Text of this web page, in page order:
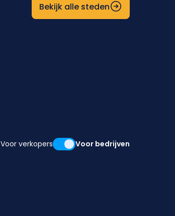
Bekijk alle steden
Voor verkopers Voor bedrijven